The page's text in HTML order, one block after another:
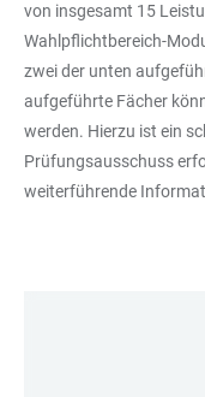
von insgesamt 15
Wahlpflichtbereich-
zwei der unten
aufgeführte Fächer
werden. Hierzu ist ein
Prüfungsausschuss
weiterführende